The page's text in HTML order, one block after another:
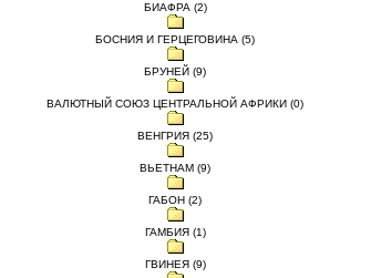
БИАФРА (2)
БОСНИЯ И ГЕРЦЕГОВИНА (5)
БРУНЕЙ (9)
ВАЛЮТНЫЙ СОЮЗ ЦЕНТРАЛЬНОЙ АФРИКИ (0)
ВЕНГРИЯ (25)
ВЬЕТНАМ (9)
ГАБОН (2)
ГАМБИЯ (1)
ГВИНЕЯ (9)